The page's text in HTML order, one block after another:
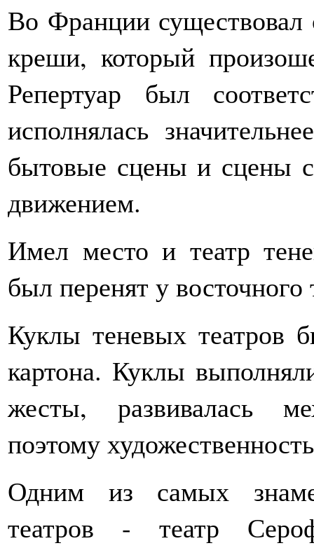
Во Франции существовал
креши, который
Репертуар был
исполнялась
бытовые сцены и сцены
движением.
Имел место и театр
был перенят у восточного
Куклы теневых театров
картона. Куклы
жесты, развивалась
поэтому
Одним из самых
театров - театр